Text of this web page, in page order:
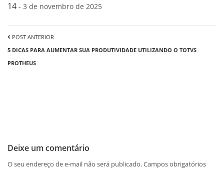
14 - 3 de novembro de 2025
POST ANTERIOR
5 DICAS PARA AUMENTAR SUA PRODUTIVIDADE UTILIZANDO O TOTVS
PROTHEUS
Deixe um comentário
O seu endereço de e-mail não será publicado.Campos obrigatórios